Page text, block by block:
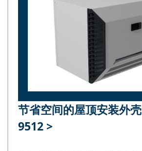
节省空间的屋顶安装外
9512 >